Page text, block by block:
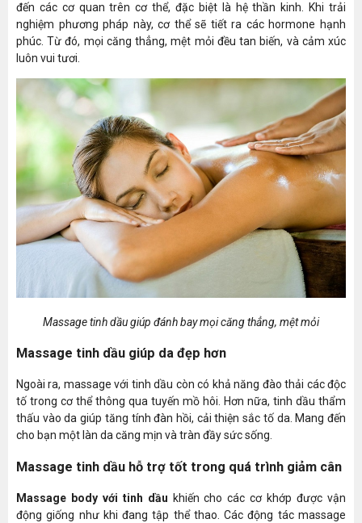
đến các cơ quan trên cơ thể, đặc biệt là hệ thần kinh. Khi trải
nghiệm phương pháp này, cơ thể sẽ tiết ra các hormone hạnh
phúc. Từ đó, mọi căng thẳng, mệt mỏi đều tan biến, và cảm xúc
luôn vui tươi.
Massage tinh dầu giúp đánh bay mọi căng thẳng, mệt mỏi
Massage tinh dầu giúp da đẹp hơn
Ngoài ra, massage với tinh dầu còn có khả năng đào thải các độc
tố trong cơ thể thông qua tuyến mồ hôi. Hơn nữa, tinh dầu thẩm
thấu vào da giúp tăng tính đàn hồi, cải thiện sắc tố da. Mang đến
cho bạn một làn da căng mịn và tràn đầy sức sống.
Massage tinh dầu hỗ trợ tốt trong quá trình giảm cân
Massage body với tinh dầu khiến cho các cơ khớp được vận
động giống như khi đang tập thể thao. Các động tác massage